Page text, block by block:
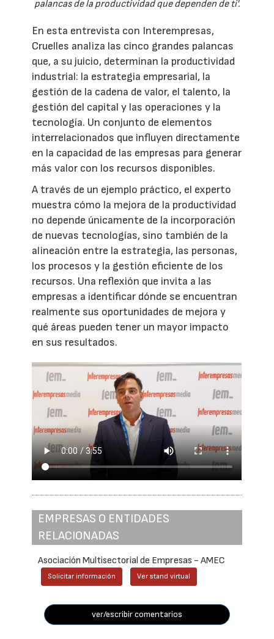
palancas de la productividad que dependen de ti'.
En esta entrevista con Interempresas,
Cruelles analiza las cinco grandes palancas
que, a su juicio, determinan la productividad
industrial: la estrategia empresarial, la
gestión de la cadena de valor, el talento, la
gestión del capital y las operaciones y la
tecnología. Un conjunto de elementos
interrelacionados que influyen directamente
en la capacidad de las empresas para generar
más valor con los recursos disponibles.
A través de un ejemplo práctico, el experto
muestra cómo la mejora de la productividad
no depende únicamente de la incorporación
de nuevas tecnologías, sino también de la
alineación entre la estrategia, las personas,
los procesos y la gestión eficiente de los
recursos. Una reflexión que invita a las
empresas a identificar dónde se encuentran
realmente sus oportunidades de mejora y
qué áreas pueden tener un mayor impacto
en sus resultados.
EMPRESAS O ENTIDADES
RELACIONADAS
Asociación Multisectorial de Empresas - AMEC
Solicitar información Ver stand virtual
ver/escribir comentarios